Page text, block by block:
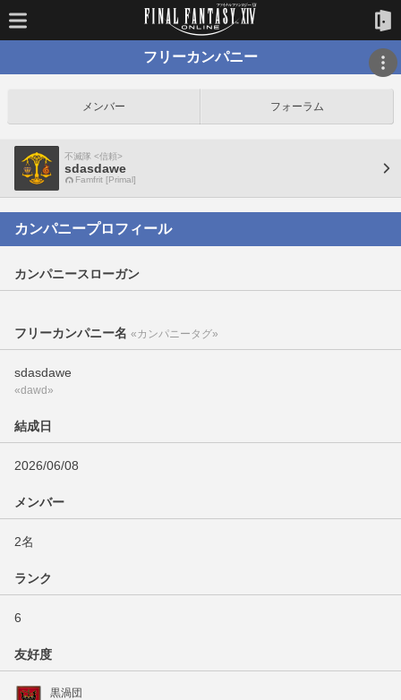
フリーカンパニー
メンバー フォーラム
不滅隊 <信頼>
sdasdawe
Famfrit [Primal]
カンパニープロフィール
カンパニースローガン
フリーカンパニー名 «カンパニータグ»
sdasdawe
«dawd»
結成日
2026/06/08
メンバー
2名
ランク
6
友好度
黒渦団